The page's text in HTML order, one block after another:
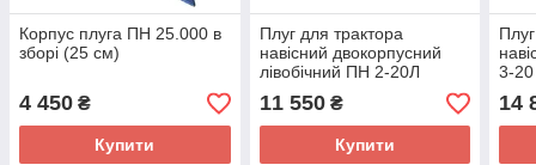
Корпус плуга ПН 25.000 в
зборі (25 см)
4 450 ₴
Купити
Плуг для трактора
навісний двокорпусний
лівобічний ПН 2-20Л
11 550₴
Купити
3-20
14